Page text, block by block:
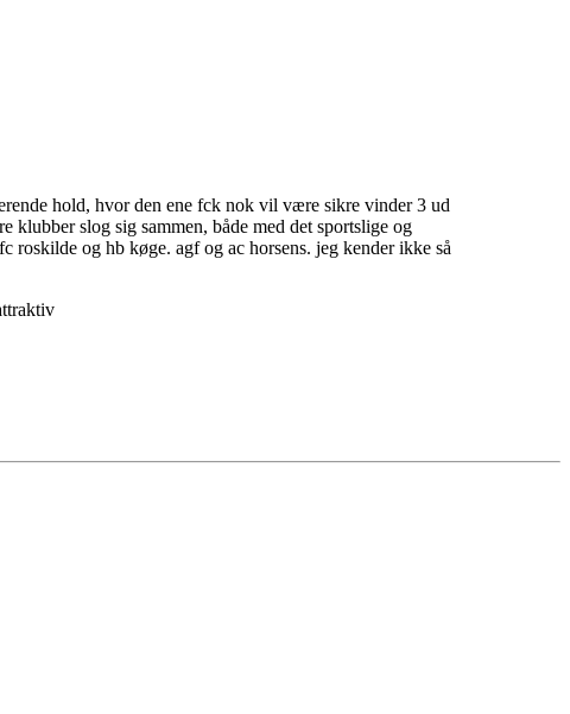
hold, hvor den ene fck nok vil være sikre vinder 3 ud
klubber slog sig sammen, både med det sportslige og
roskilde og hb køge. agf og ac horsens. jeg kender ikke så